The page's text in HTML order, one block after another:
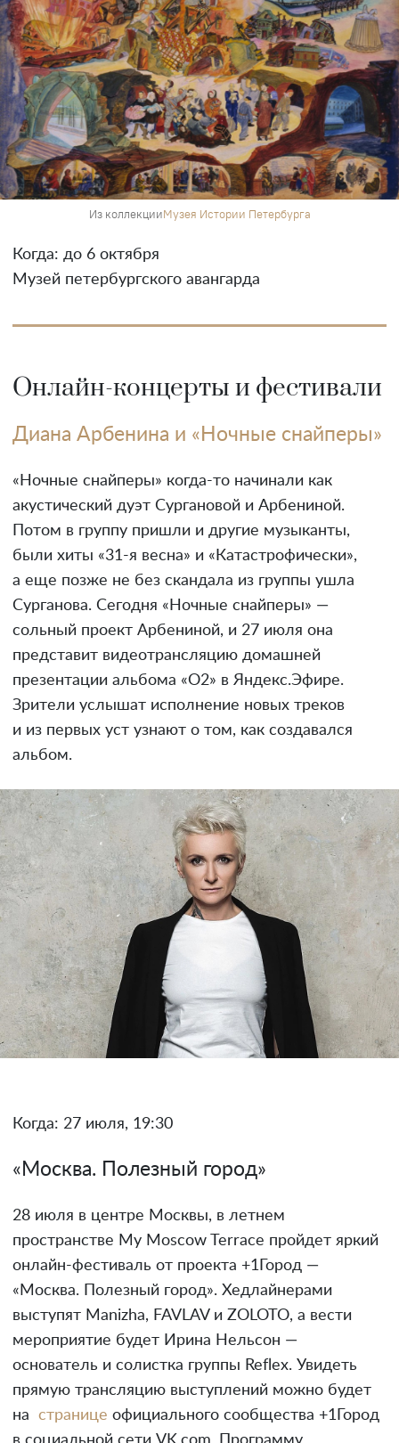
Из коллекцииМузея Истории Петербурга
Когда: до 6 октября
Музей петербургского авангарда
Онлайн-концерты и фестивали
Диана Арбенина и «Ночные снайперы»
«Ночные снайперы» когда-то начинали как
акустический дуэт Сургановой и Арбениной.
Потом в группу пришли и другие музыканты,
были хиты «31-я весна» и «Катастрофически»,
а еще позже не без скандала из группы ушла
Сурганова. Сегодня «Ночные снайперы» —
сольный проект Арбениной, и 27 июля она
представит видеотрансляцию домашней
презентации альбома «О2» в Яндекс.Эфире.
Зрители услышат исполнение новых треков
и из первых уст узнают о том, как создавался
альбом.
Когда: 27 июля, 19:30
«Москва. Полезный город»
28 июля в центре Москвы, в летнем
пространстве My Moscow Terrace пройдет яркий
онлайн-фестиваль от проекта +1Город —
«Москва. Полезный город». Хедлайнерами
выступят Manizha, FAVLAV и ZOLOTO, а вести
мероприятие будет Ирина Нельсон —
основатель и солистка группы Reflex. Увидеть
прямую трансляцию выступлений можно будет
на
странице официального сообщества +1Город